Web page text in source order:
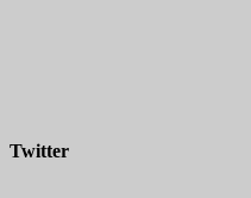
Twitter